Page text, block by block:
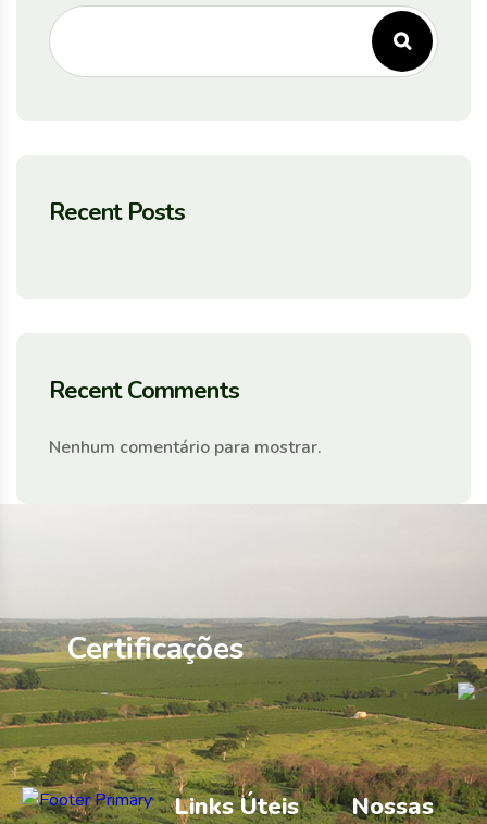
Recent Posts
Recent Comments
Nenhum comentário para mostrar.
Links Úteis
Nossas
Certificações